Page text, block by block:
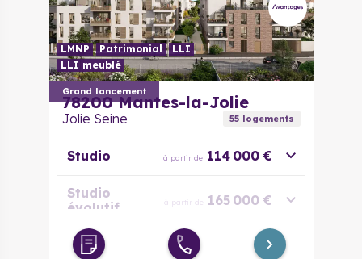
Grand lancement
LMNP Patrimonial
LLI
LLI meublé
78200 Mantes-la-Jolie
Jolie Seine 55logements
Studio à partir de 114 000 €
Studio
évolutif
à partir de 165 000 €
2 pièces à partir de 170 000 €